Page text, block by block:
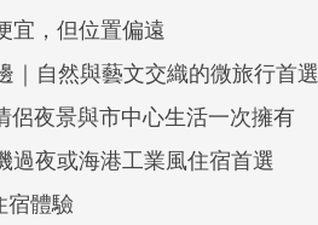
宜，但位置偏遠
｜自然與藝文交織的微旅行首選
侶夜景與市中心生活一次擁有
過夜或海港工業風住宿首選
宿體驗